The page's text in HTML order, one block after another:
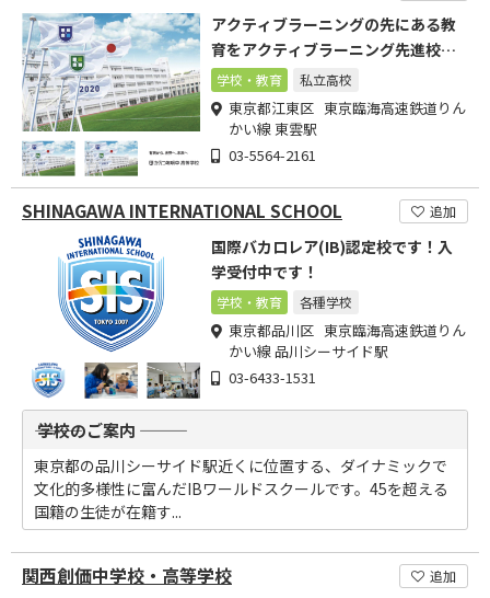
アクティブラーニングの先にある教
育をアクティブラーニング先進校だ
からこそできる授業です
学校・教育 私立高校
東京都江東区 東京臨海高速鉄道りん
かい線 東雲駅
03-5564-2161
SHINAGAWA INTERNATIONAL SCHOOL 追加
国際バカロレア(IB)認定校です！入
学受付中です！
学校・教育 各種学校
東京都品川区 東京臨海高速鉄道りん
かい線 品川シーサイド駅
03-6433-1531
――― 学校のご案内 ―――
東京都の品川シーサイド駅近くに位置する、ダイナミックで
文化的多様性に富んだIBワールドスクールです。45を超える
国籍の生徒が在籍す...
関西創価中学校・高等学校 追加